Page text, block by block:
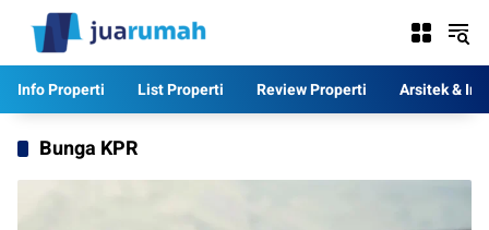
Langsung
konten
Info Properti
List Properti Review Properti Arsitek &
Bunga KPR